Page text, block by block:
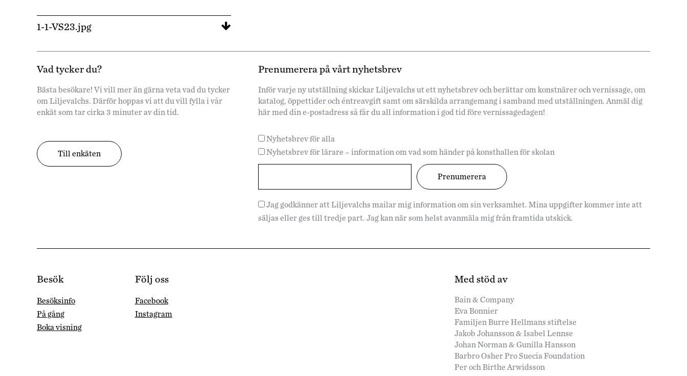
1-1-VS23.jpg
Vad tycker du?
Bästa besökare! Vi vill mer än gärna veta vad du tycker
om Liljevalchs. Därför hoppas vi att du vill fylla i vår
enkät som tar cirka 3 minuter av din tid.
Till enkäten
Prenumerera på vårt nyhetsbrev
Inför varje ny utställning skickar Liljevalchs ut ett nyhetsbrev och berättar om konstnärer och vernissage, om
katalog, öppettider och éntreavgift samt om särskilda arrangemang i samband med utställningen. Anmäl dig
här med din e-postadress så får du all information i god tid före vernissagedagen!
Nyhetsbrev för alla
Nyhetsbrev för lärare – information om vad som händer på konsthallen för skolan
Jag godkänner att Liljevalchs mailar mig information om sin verksamhet. Mina uppgifter kommer inte att
säljas eller ges till tredje part. Jag kan när som helst avanmäla mig från framtida utskick.
Besök
Besöksinfo
På gång
Boka visning
Följ oss
Facebook
Instagram
Med stöd av
Bain & Company
Eva Bonnier
Familjen Burre Hellmans stiftelse
Jakob Johansson & Isabel Lennse
Johan Norman & Gunilla Hansson
Barbro Osher Pro Suecia Foundation
Per och Birthe Arwidsson